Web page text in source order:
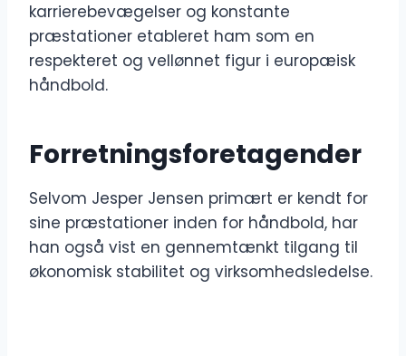
karrierebevægelser og konstante
præstationer etableret ham som en
respekteret og vellønnet figur i europæisk
håndbold.
Forretningsforetagender
Selvom Jesper Jensen primært er kendt for
sine præstationer inden for håndbold, har
han også vist en gennemtænkt tilgang til
økonomisk stabilitet og virksomhedsledelse.